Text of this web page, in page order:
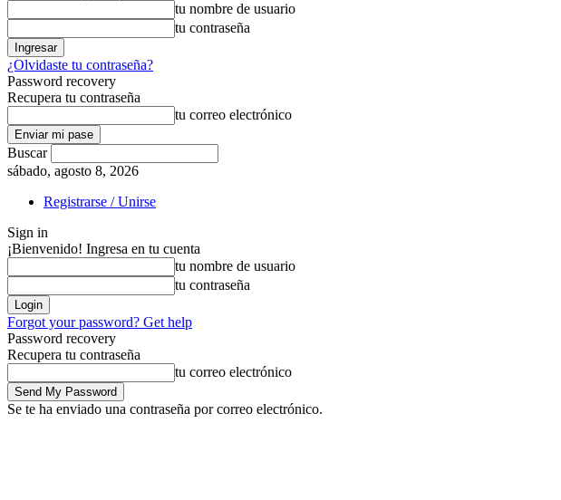
tu nombre de usuario
tu contraseña
¿Olvidaste tu contraseña?
Password recovery
Recupera tu contraseña
tu correo electrónico
Buscar
sábado, agosto 8, 2026
Registrarse / Unirse
Sign in
¡Bienvenido! Ingresa en tu cuenta
tu nombre de usuario
tu contraseña
Forgot your password? Get help
Password recovery
Recupera tu contraseña
tu correo electrónico
Se te ha enviado una contraseña por correo electrónico.